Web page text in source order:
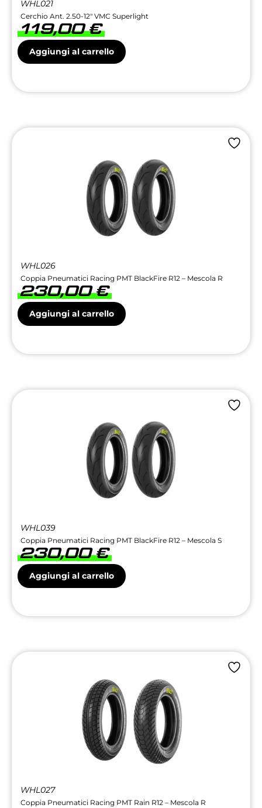
WHL021
Cerchio Ant. 2.50-12″ VMC Superlight
119,00€
Aggiungi al carrello
WHL026
Coppia Pneumatici Racing PMT BlackFire R12 – Mescola R
230,00€
Aggiungi al carrello
WHL039
Coppia Pneumatici Racing PMT BlackFire R12 – Mescola S
230,00€
Aggiungi al carrello
WHL027
Coppia Pneumatici Racing PMT Rain R12 – Mescola R